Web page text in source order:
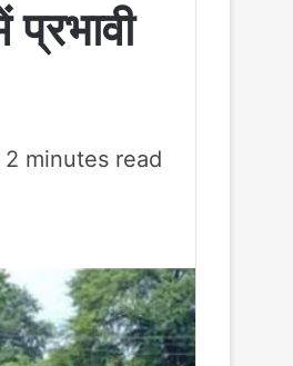
2 minutes read